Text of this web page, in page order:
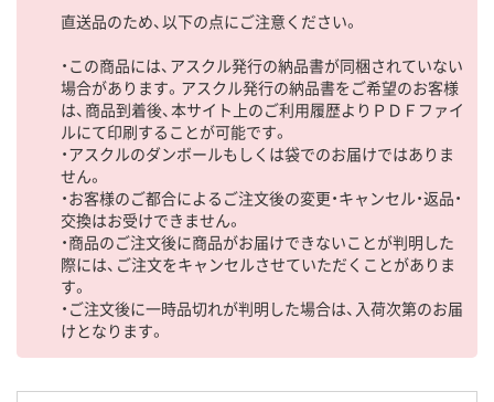
直送品のため、以下の点にご注意ください。
・この商品には、アスクル発行の納品書が同梱されていない
場合があります。アスクル発行の納品書をご希望のお客様
は、商品到着後、本サイト上のご利用履歴よりＰＤＦファイ
ルにて印刷することが可能です。
・アスクルのダンボールもしくは袋でのお届けではありま
せん。
・お客様のご都合によるご注文後の変更・キャンセル・返品・
交換はお受けできません。
・商品のご注文後に商品がお届けできないことが判明した
際には、ご注文をキャンセルさせていただくことがありま
す。
・ご注文後に一時品切れが判明した場合は、入荷次第のお届
けとなります。